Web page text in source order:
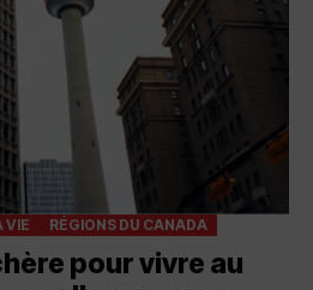
VIE RÉGIONS DU CANADA
pour vivre au